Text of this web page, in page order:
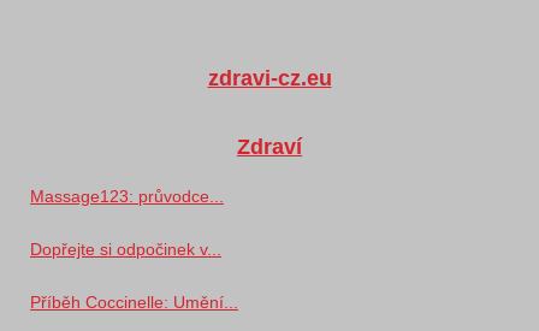
zdravi-cz.eu
Zdraví
Massage123: průvodce...
Dopřejte si odpočinek v...
Příběh Coccinelle: Umění...